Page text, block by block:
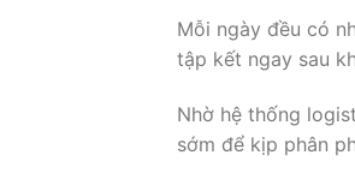
Mỗi ngày đều có
tập kết ngay sau
Nhờ hệ thống
sớm để kịp phân